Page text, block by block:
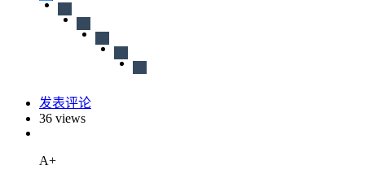
发表评论
36 views
A+